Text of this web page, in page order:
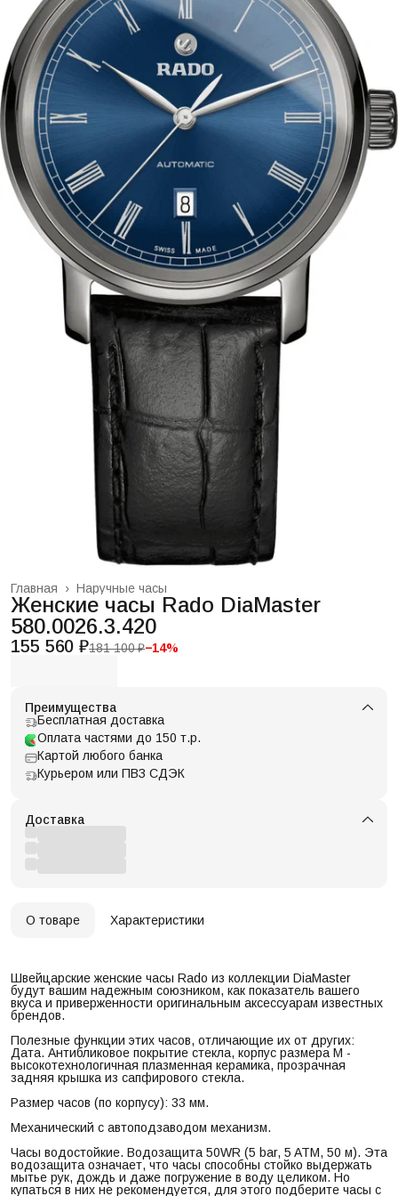
Наручные часы
Главная ›
Женские часы Rado DiaMaster
580.0026.3.420
155 560 ₽181 100 ₽−14%
Преимущества
Бесплатная доставка
Оплата частями до 150 т.р.
Картой любого банка
Курьером или ПВЗ СДЭК
Доставка
О товаре Характеристики
Швейцарские женские часы Rado из коллекции DiaMaster
будут вашим надежным союзником, как показатель вашего
вкуса и приверженности оригинальным аксессуарам известных
брендов.
Полезные функции этих часов, отличающие их от других:
Дата. Антибликовое покрытие стекла, корпус размера M -
высокотехнологичная плазменная керамика, прозрачная
задняя крышка из сапфирового стекла.
Размер часов (по корпусу): 33 мм.
Механический с автоподзаводом механизм.
Часы водостойкие. Водозащита 50WR (5 bar, 5 ATM, 50 м). Эта
водозащита означает, что часы способны стойко выдержать
мытье рук, дождь и даже погружение в воду целиком. Но
купаться в них не рекомендуется, для этого подберите часы с